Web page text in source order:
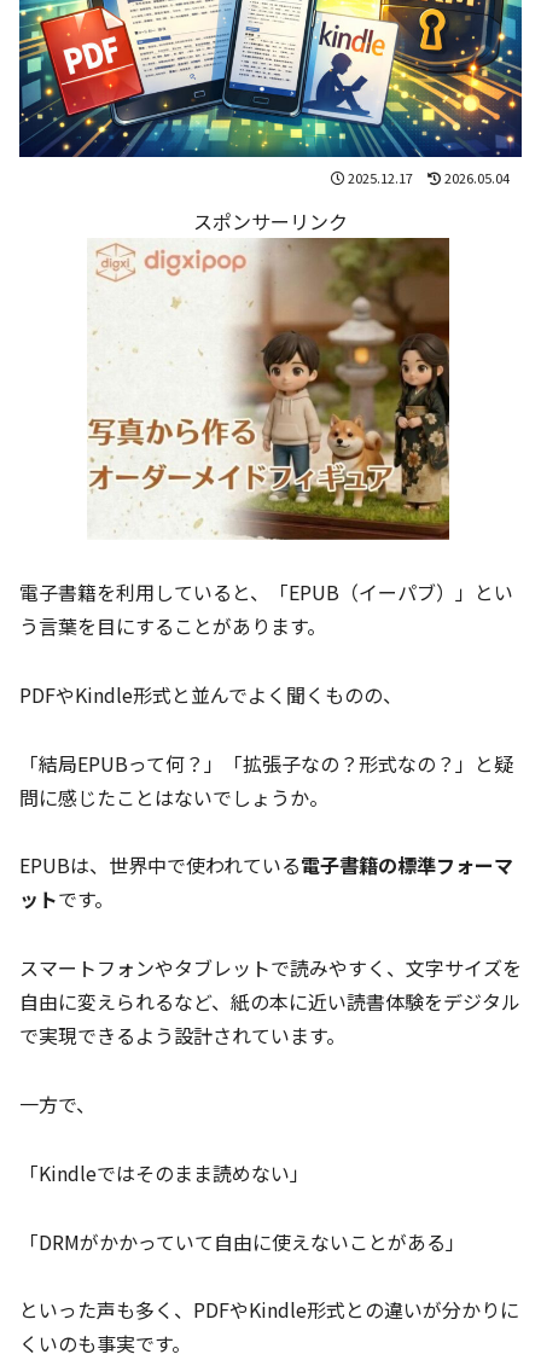
2025.12.17 2026.05.04
スポンサーリンク
電子書籍を利用していると、「EPUB（イーパブ）」とい
う言葉を目にすることがあります。
PDFやKindle形式と並んでよく聞くものの、
「結局EPUBって何？」「拡張子なの？形式なの？」と疑
問に感じたことはないでしょうか。
EPUBは、世界中で使われている電子書籍の標準フォーマ
ットです。
スマートフォンやタブレットで読みやすく、文字サイズを
自由に変えられるなど、紙の本に近い読書体験をデジタル
で実現できるよう設計されています。
一方で、
「Kindleではそのまま読めない」
「DRMがかかっていて自由に使えないことがある」
といった声も多く、PDFやKindle形式との違いが分かりに
くいのも事実です。